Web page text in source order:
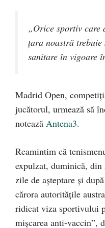
„Orice sportiv care
țara noastră trebuie
sanitare în vigoare
Madrid Open,
jucătorul, urmează să
notează Antena3.
Reamintim că
expulzat, duminică,
zile de așteptare și
cărora autoritățile
ridicat viza sportivului
mișcarea anti-vaccin”,